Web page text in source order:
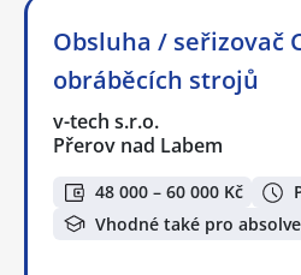
Obsluha / seřizovač
obráběcích strojů
v-tech s.r.o.
Přerov nad Labem
48 000 – 60 000 Kč
Vhodné také pro